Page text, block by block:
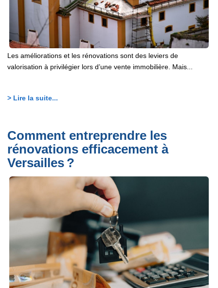
Les améliorations et les rénovations sont des leviers de
valorisation à privilégier lors d’une vente immobilière. Mais...
> Lire la suite...
Comment entreprendre les
rénovations efficacement à
Versailles ?